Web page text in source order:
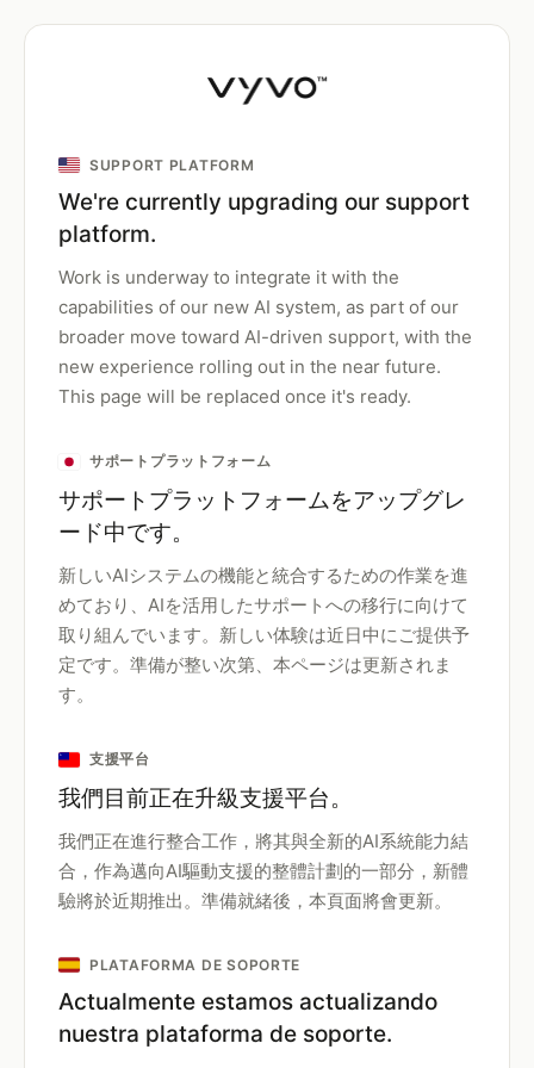
SUPPORT PLATFORM
We're currently upgrading our support
platform.
Work is underway to integrate it with the
capabilities of our new AI system, as part of our
broader move toward AI-driven support, with the
new experience rolling out in the near future.
This page will be replaced once it's ready.
サポートプラットフォーム
サポートプラットフォームをアップグレ
ード中です。
新しいAIシステムの機能と統合するための作業を進
めており、AIを活用したサポートへの移行に向けて
取り組んでいます。新しい体験は近日中にご提供予
定です。準備が整い次第、本ページは更新されま
す。
支援平台
我們目前正在升級支援平台。
我們正在進行整合工作，將其與全新的AI系統能力結
合，作為邁向AI驅動支援的整體計劃的一部分，新體
驗將於近期推出。準備就緒後，本頁面將會更新。
PLATAFORMA DE SOPORTE
Actualmente estamos actualizando
nuestra plataforma de soporte.